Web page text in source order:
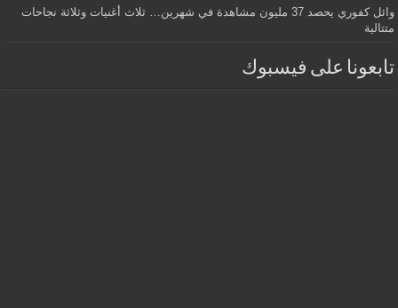
وائل كفوري يحصد 37 مليون مشاهدة في شهرين… ثلاث أغنيات وثلاثة نجاحات
متتالية
تابعونا على فيسبوك